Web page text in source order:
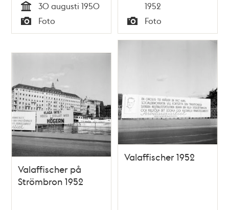
Tid
30 augusti 1950
Typ
Foto
1952
Typ
Foto
Valaffischer på
Strömbron 1952
Valaffischer 1952